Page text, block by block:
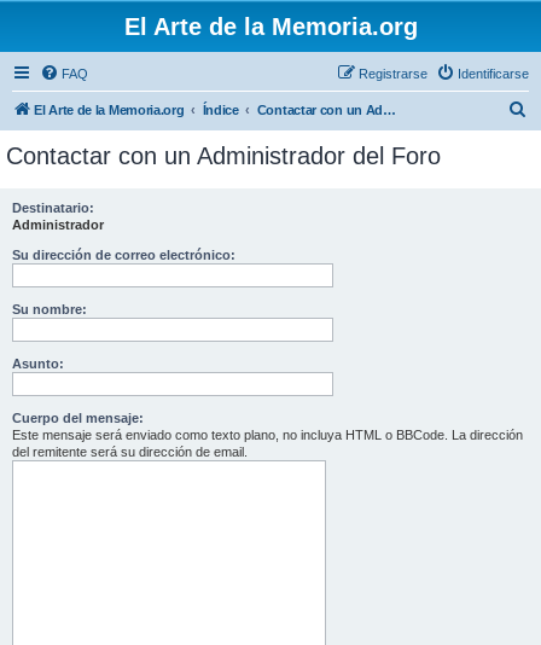
El Arte de la Memoria.org
FAQ Identificarse
Registrarse
El Arte de la Memoria.org Índice Contactar con un Administrador del Foro
Contactar con un Administrador del Foro
Destinatario:
Administrador
Su dirección de correo electrónico:
Su nombre:
Asunto:
Cuerpo del mensaje:
Este mensaje será enviado como texto plano, no incluya HTML o BBCode. La dirección
del remitente será su dirección de email.